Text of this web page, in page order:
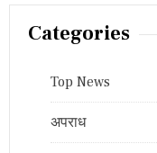
Categories
Top News
अपराध